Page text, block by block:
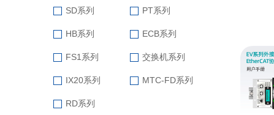
SD系列 PT系列
HB系列 ECB系列
FS1系列 交换机系列
IX20系列 MTC-FD系列
RD系列